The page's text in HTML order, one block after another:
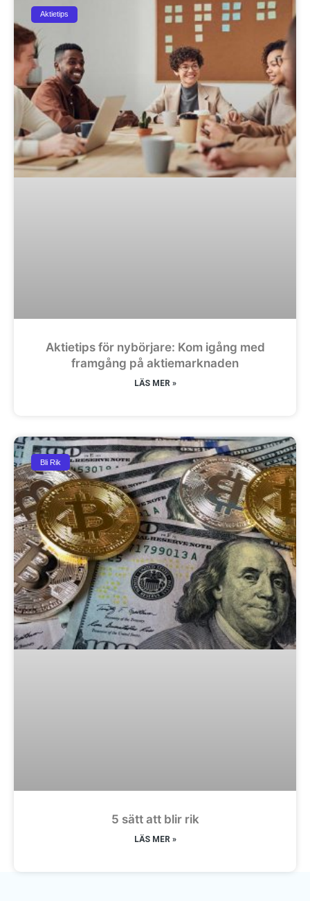
Aktietips
Aktietips för nybörjare: Kom igång med
framgång på aktiemarknaden
LÄS MER »
Bli Rik
5 sätt att blir rik
LÄS MER »